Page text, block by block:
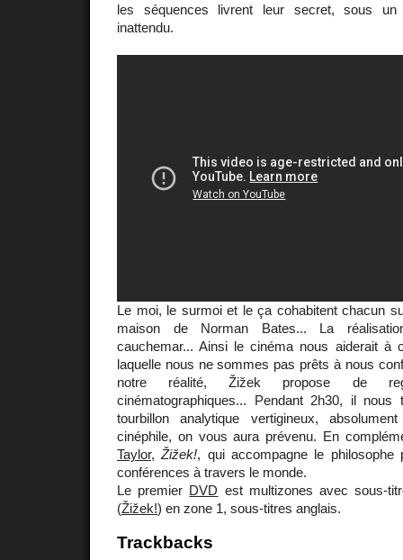
les séquences livrent leur secret, sous un
inattendu.
Le moi, le surmoi et le ça cohabitent chacun
maison de Norman Bates... La
cauchemar... Ainsi le cinéma nous aiderait à
laquelle nous ne sommes pas prêts à nous
notre réalité, Žižek propose de
cinématographiques... Pendant 2h30, il
tourbillon analytique vertigineux,
cinéphile, on vous aura prévenu. En
Taylor,Žižek!, qui accompagne le philosophe
conférences à travers le monde.
Le premier DVD est multizones avec sous-
(Žižek!) en zone 1, sous-titres anglais.
Trackbacks